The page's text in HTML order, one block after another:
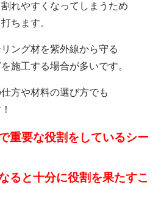
れやすくなってしまうため
ちます。
ング材を紫外線から守る
施工する場合が多いです。
方や材料の選び方でも
重要な役割をしているシー
ると十分に役割を果たすこ